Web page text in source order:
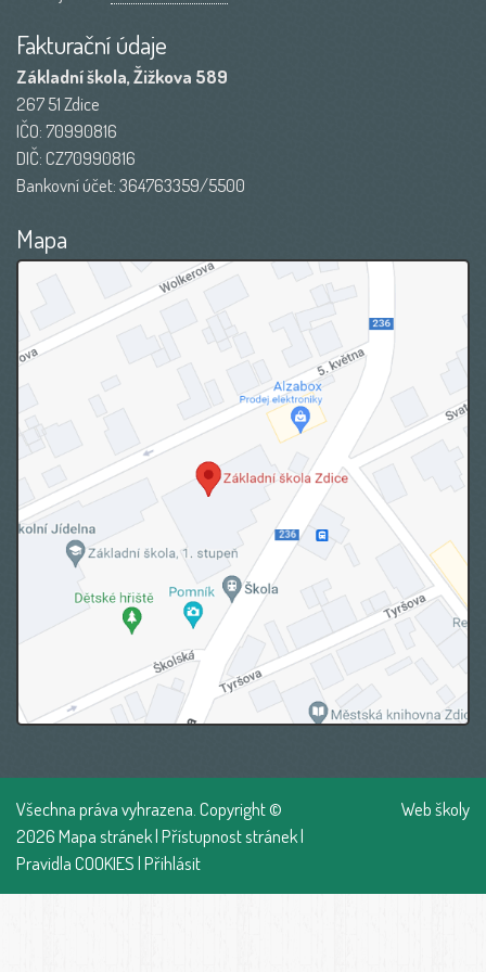
Fakturační údaje
Základní škola, Žižkova 589
267 51 Zdice
IČO: 70990816
DIČ: CZ70990816
Bankovní účet: 364763359/5500
Mapa
Všechna práva vyhrazena. Copyright ©
2026Mapa stránek|Přístupnost stránek|
Pravidla COOKIES|Přihlásit
Web školy